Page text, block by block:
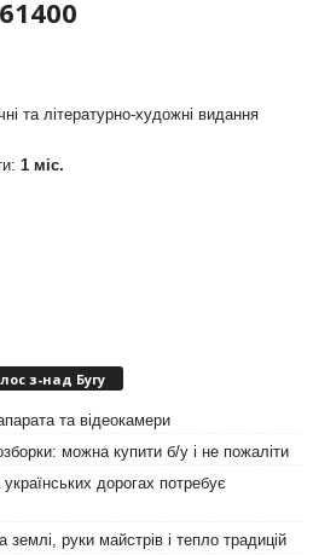
61400
та літературно-художні видання
1 міс.
з-над Бугу
та відеокамери
можна купити б/у і не пожаліти
дорогах потребує
руки майстрів і тепло традицій